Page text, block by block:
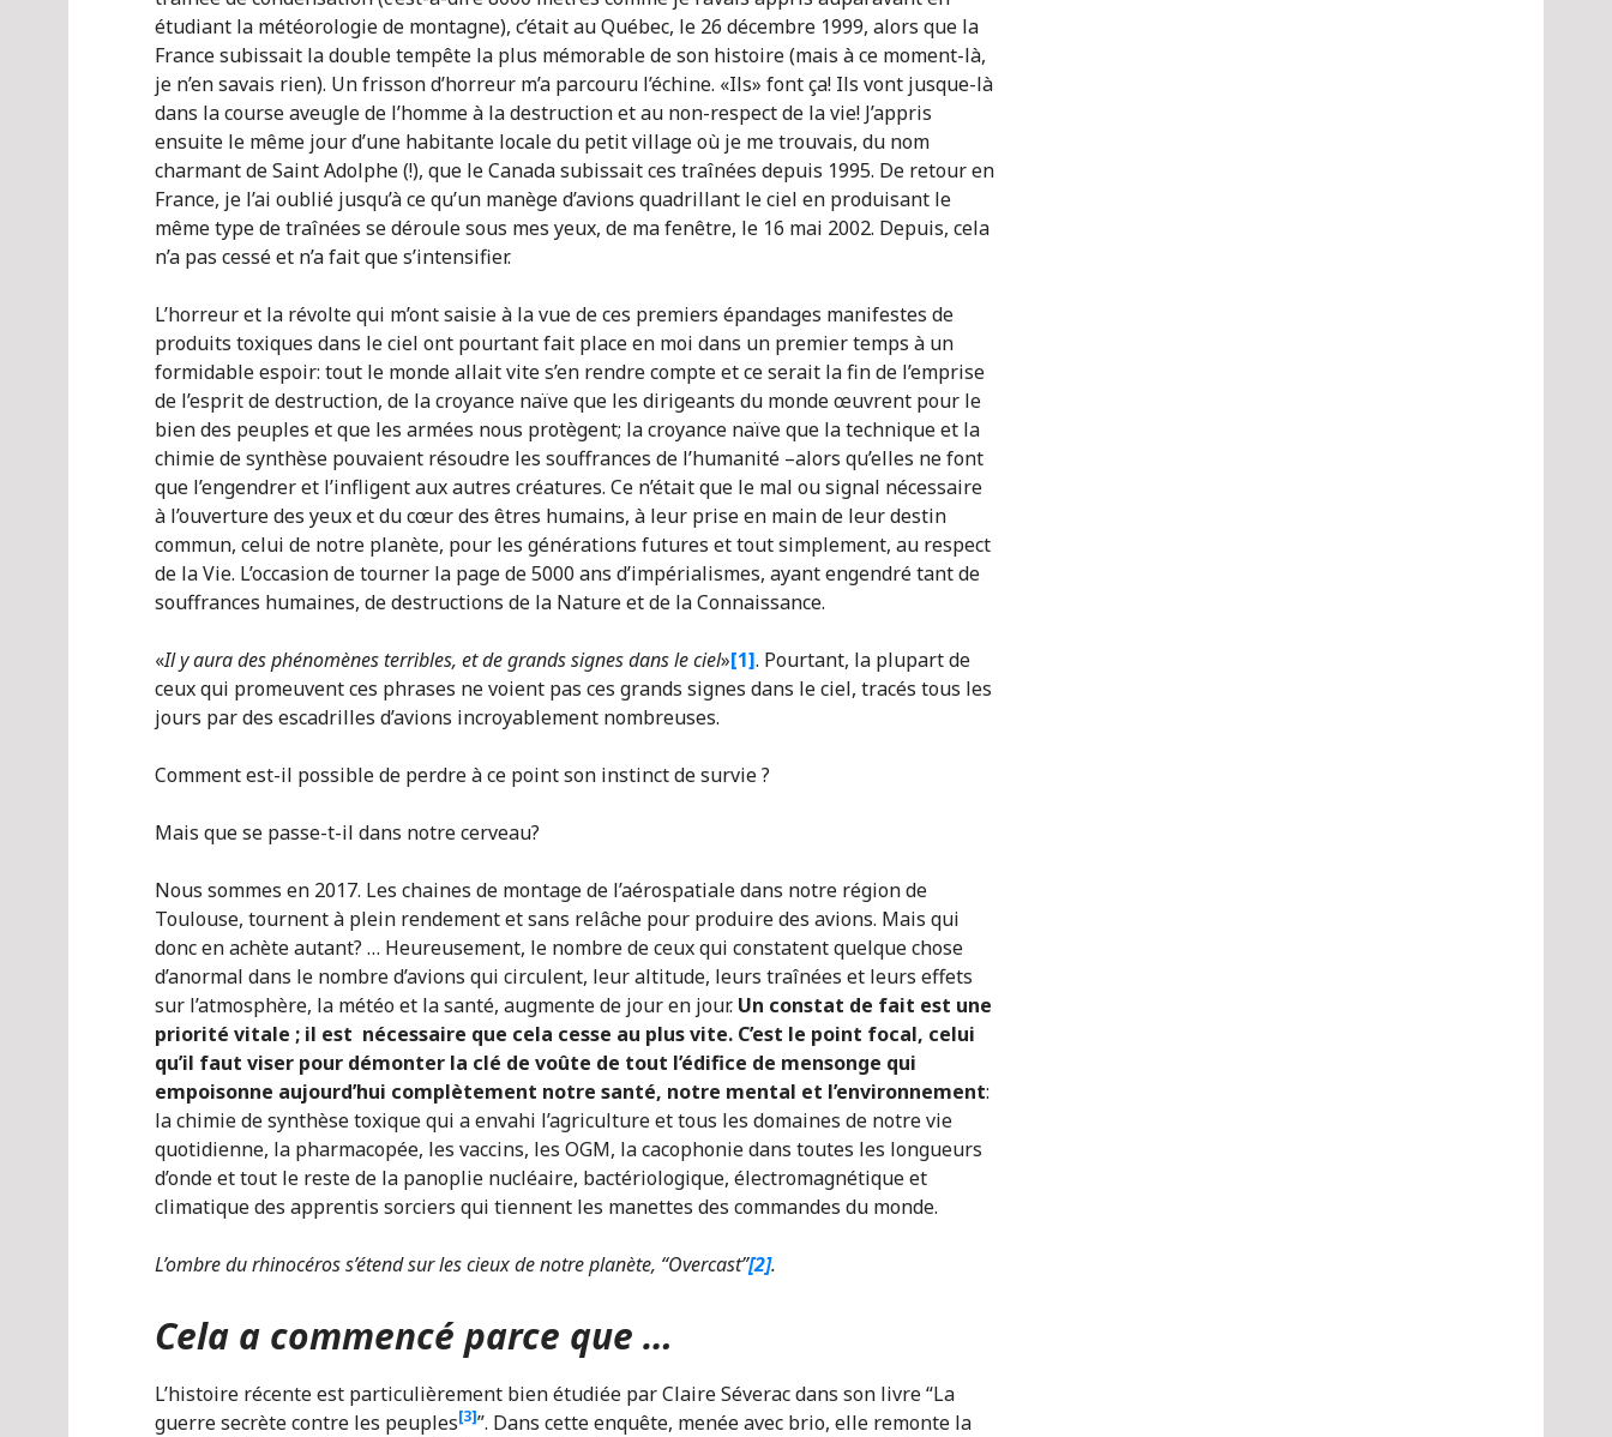
étudiant la météorologie de montagne), c’était au Québec, le 26 décembre 1999, alors que la
France subissait la double tempête la plus mémorable de son histoire (mais à ce moment-là,
je n’en savais rien). Un frisson d’horreur m’a parcouru l’échine. «Ils» font ça! Ils vont jusque-là
dans la course aveugle de l’homme à la destruction et au non-respect de la vie! J’appris
ensuite le même jour d’une habitante locale du petit village où je me trouvais, du nom
charmant de Saint Adolphe (!), que le Canada subissait ces traînées depuis 1995. De retour en
France, je l’ai oublié jusqu’à ce qu’un manège d’avions quadrillant le ciel en produisant le
même type de traînées se déroule sous mes yeux, de ma fenêtre, le 16 mai 2002. Depuis, cela
n’a pas cessé et n’a fait que s’intensifier.
L’horreur et la révolte qui m’ont saisie à la vue de ces premiers épandages manifestes de
produits toxiques dans le ciel ont pourtant fait place en moi dans un premier temps à un
formidable espoir: tout le monde allait vite s’en rendre compte et ce serait la fin de l’emprise
de l’esprit de destruction, de la croyance naïve que les dirigeants du monde œuvrent pour le
bien des peuples et que les armées nous protègent; la croyance naïve que la technique et la
chimie de synthèse pouvaient résoudre les souffrances de l’humanité –alors qu’elles ne font
que l’engendrer et l’infligent aux autres créatures. Ce n’était que le mal ou signal nécessaire
à l’ouverture des yeux et du cœur des êtres humains, à leur prise en main de leur destin
commun, celui de notre planète, pour les générations futures et tout simplement, au respect
de la Vie. L’occasion de tourner la page de 5000 ans d’impérialismes, ayant engendré tant de
souffrances humaines, de destructions de la Nature et de la Connaissance.
«Il y aura des phénomènes terribles, et de grands signes dans le ciel»[1]. Pourtant, la plupart de
ceux qui promeuvent ces phrases ne voient pas ces grands signes dans le ciel, tracés tous les
jours par des escadrilles d’avions incroyablement nombreuses.
Comment est-il possible de perdre à ce point son instinct de survie ?
Mais que se passe-t-il dans notre cerveau?
Nous sommes en 2017. Les chaines de montage de l’aérospatiale dans notre région de
Toulouse, tournent à plein rendement et sans relâche pour produire des avions. Mais qui
donc en achète autant? … Heureusement, le nombre de ceux qui constatent quelque chose
d’anormal dans le nombre d’avions qui circulent, leur altitude, leurs traînées et leurs effets
sur l’atmosphère, la météo et la santé, augmente de jour en jour. Un constat de fait est une
priorité vitale ; il est nécessaire que cela cesse au plus vite. C’est le point focal, celui
qu’il faut viser pour démonter la clé de voûte de tout l’édifice de mensonge qui
empoisonne aujourd’hui complètement notre santé, notre mental et l’environnement:
la chimie de synthèse toxique qui a envahi l’agriculture et tous les domaines de notre vie
quotidienne, la pharmacopée, les vaccins, les OGM, la cacophonie dans toutes les longueurs
d’onde et tout le reste de la panoplie nucléaire, bactériologique, électromagnétique et
climatique des apprentis sorciers qui tiennent les manettes des commandes du monde.
L’ombre du rhinocéros s’étend sur les cieux de notre planète, “Overcast”[2].
Cela a commencé parce que …
L’histoire récente est particulièrement bien étudiée par Claire Séverac dans son livre “La
guerre secrète contre les peuples[3]”. Dans cette enquête, menée avec brio, elle remonte la